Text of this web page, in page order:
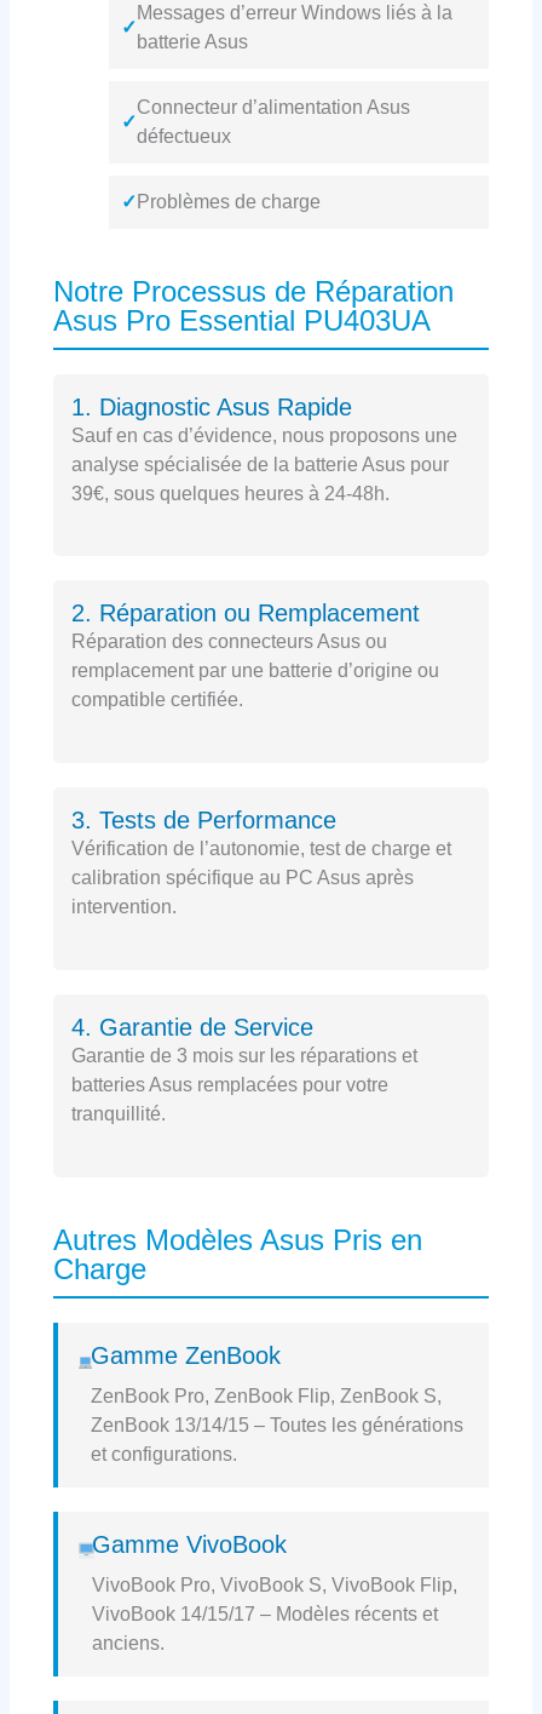
✓
Messages d’erreur Windows liés à la
batterie Asus
✓
Connecteur d’alimentation Asus
défectueux
✓ Problèmes de charge
Notre Processus de Réparation
Asus Pro Essential PU403UA
1. Diagnostic Asus Rapide
Sauf en cas d’évidence, nous proposons une
analyse spécialisée de la batterie Asus pour
39€, sous quelques heures à 24-48h.
2. Réparation ou Remplacement
Réparation des connecteurs Asus ou
remplacement par une batterie d’origine ou
compatible certifiée.
3. Tests de Performance
Vérification de l’autonomie, test de charge et
calibration spécifique au PC Asus après
intervention.
4. Garantie de Service
Garantie de 3 mois sur les réparations et
batteries Asus remplacées pour votre
tranquillité.
Autres Modèles Asus Pris en
Charge
Gamme ZenBook
ZenBook Pro, ZenBook Flip, ZenBook S,
ZenBook 13/14/15 – Toutes les générations
et configurations.
Gamme VivoBook
VivoBook Pro, VivoBook S, VivoBook Flip,
VivoBook 14/15/17 – Modèles récents et
anciens.